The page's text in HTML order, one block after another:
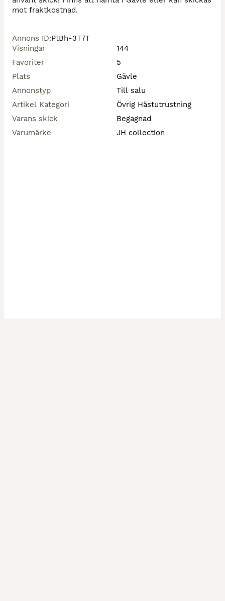
mot fraktkostnad.
Annons ID:PtBh-3T7T
Visningar
144
Favoriter
5
Plats
Gävle
Annonstyp
Till salu
Artikel Kategori
Övrig Hästutrustning
Varans skick
Begagnad
Varumärke
JH collection